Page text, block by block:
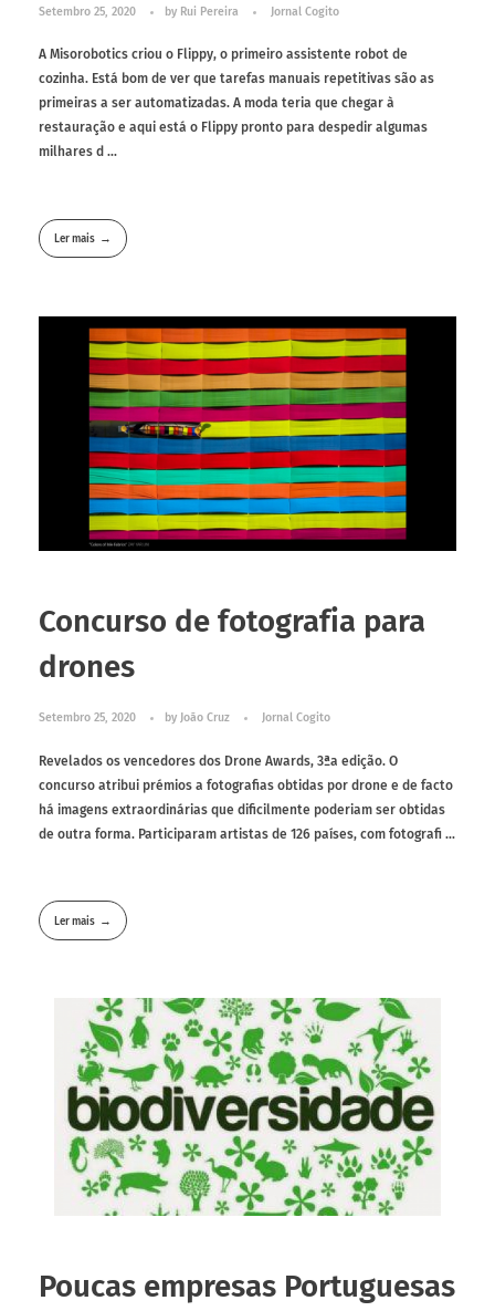
Setembro 25, 2020 by Rui Pereira Jornal Cogito
A Misorobotics criou o Flippy, o primeiro assistente robot de
cozinha. Está bom de ver que tarefas manuais repetitivas são as
primeiras a ser automatizadas. A moda teria que chegar à
restauração e aqui está o Flippy pronto para despedir algumas
milhares d ...
Ler mais
Concurso de fotografia para
drones
Setembro 25, 2020 by João Cruz Jornal Cogito
Revelados os vencedores dos Drone Awards, 3ªa edição. O
concurso atribui prémios a fotografias obtidas por drone e de facto
há imagens extraordinárias que dificilmente poderiam ser obtidas
de outra forma. Participaram artistas de 126 países, com fotografi ...
Ler mais
Poucas empresas Portuguesas